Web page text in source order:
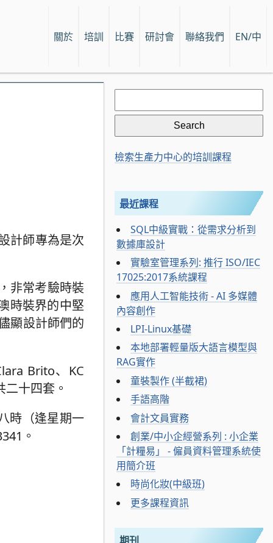
關於 培訓 比賽 研討會 聯絡我們 EN/中
計師專為是次
非常考驗時裝
時裝界的中堅
顯設計師們的
Brito、KC
十四套。
時（逢星期一
。
Search
for:
檢索生產力中心的培訓課程
最近課程
SQL中級實戰：從需求分析到
數據庫設計
實驗室管理系列: 推行 ISO/IEC
17025:2017系統課程
應用人工智能技術 - AI 多媒體
內容創作
LPI-Linux基礎
本地部署輕量版大語言模型與
RAG實作
童裝製作 (半截裙)
手語高階
會計文員實務
創業/中小企經營系列 : 小企業
「計糧易」 - 僱員資料管理系統使
用簡介班
時尚化妝(中級班)
更多課程資訊